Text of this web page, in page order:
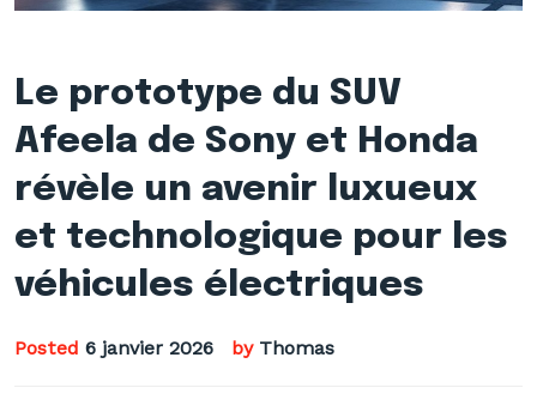
Le prototype du SUV
Afeela de Sony et Honda
révèle un avenir luxueux
et technologique pour les
véhicules électriques
Posted 6 janvier 2026 by Thomas